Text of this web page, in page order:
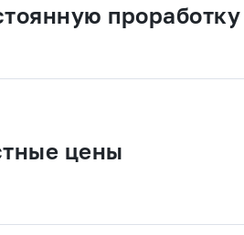
проработку
цены